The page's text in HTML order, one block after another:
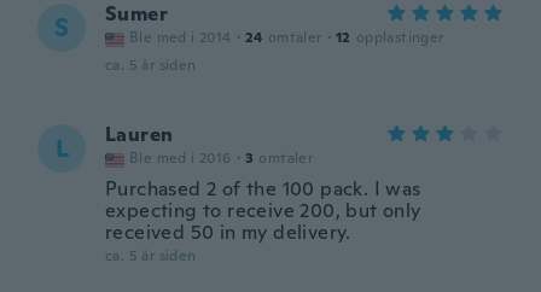
S Sumer
Ble med i 2014 · 24 omtaler · 12 opplastinger
ca. 5 år siden
L Lauren
Ble med i 2016 · 3 omtaler
Purchased 2 of the 100 pack. I was
expecting to receive 200, but only
received 50 in my delivery.
ca. 5 år siden